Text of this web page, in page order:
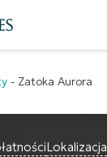
- Zatoka Aurora
Lokalizacja